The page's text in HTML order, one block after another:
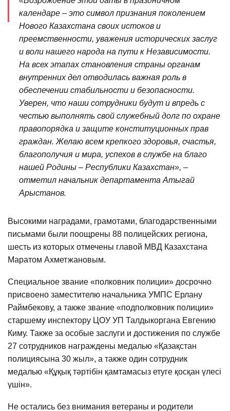
календаре – это символ признания поколением
Нового Казахстана своих истоков и
преемственности, уважения исторических заслуг
и воли нашего народа на пути к Независимости.
На всех этапах становления страны органам
внутренних дел отводилась важная роль в
обеспечении стабильности и безопасности.
Уверен, что наши сотрудники будут и впредь с
честью выполнять свой служебный долг по охране
правопорядка и защите конституционных прав
граждан. Желаю всем крепкого здоровья, счастья,
благополучия и мира, успехов в службе на благо
нашей Родины – Республики Казахстан», –
отметил начальник департамента Атыгай
Арыстанов.
Высокими наградами, грамотами, благодарственными
письмами были поощрены 88 полицейских региона,
шесть из которых отмечены главой МВД Казахстана
Маратом Ахметжановым.
Специальное звание «полковник полиции» досрочно
присвоено заместителю начальника УМПС Ерлану
Раймбекову, а также звание «подполковник полиции»
старшему инспектору ЦОУ УП Талдыкоргана Евгению
Киму. Также за особые заслуги и достижения по службе
27 сотрудников награждены медалью «Қазақстан
полициясына 30 жыл», а также один сотрудник
медалью «Құқық тәртібін қамтамасыз етуге қосқан үлесі
үшін».
Не остались без внимания ветераны и родители